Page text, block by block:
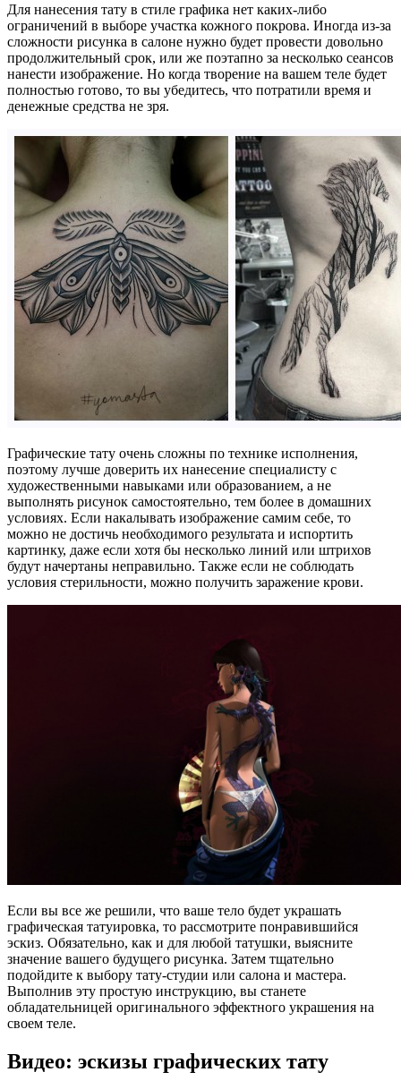
Для нанесения тату в стиле графика нет каких-либо
ограничений в выборе участка кожного покрова. Иногда из-за
сложности рисунка в салоне нужно будет провести довольно
продолжительный срок, или же поэтапно за несколько сеансов
нанести изображение. Но когда творение на вашем теле будет
полностью готово, то вы убедитесь, что потратили время и
денежные средства не зря.
Графические тату очень сложны по технике исполнения,
поэтому лучше доверить их нанесение специалисту с
художественными навыками или образованием, а не
выполнять рисунок самостоятельно, тем более в домашних
условиях. Если накалывать изображение самим себе, то
можно не достичь необходимого результата и испортить
картинку, даже если хотя бы несколько линий или штрихов
будут начертаны неправильно. Также если не соблюдать
условия стерильности, можно получить заражение крови.
Если вы все же решили, что ваше тело будет украшать
графическая татуировка, то рассмотрите понравившийся
эскиз. Обязательно, как и для любой татушки, выясните
значение вашего будущего рисунка. Затем тщательно
подойдите к выбору тату-студии или салона и мастера.
Выполнив эту простую инструкцию, вы станете
обладательницей оригинального эффектного украшения на
своем теле.
Видео: эскизы графических тату